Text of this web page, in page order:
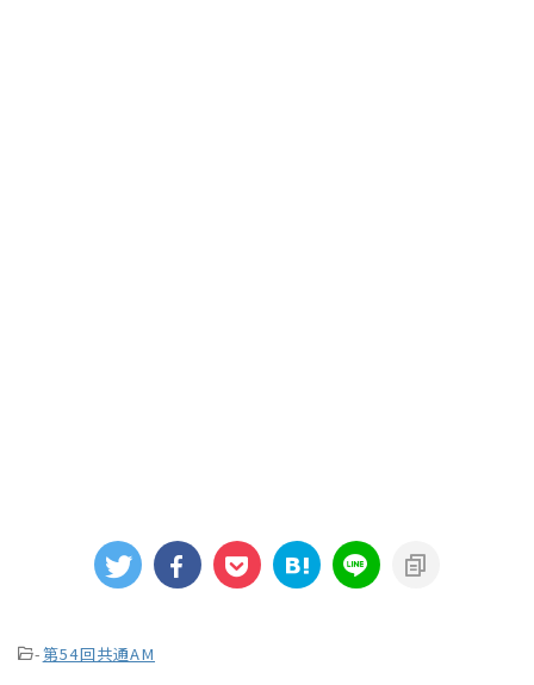
-第54回共通AM